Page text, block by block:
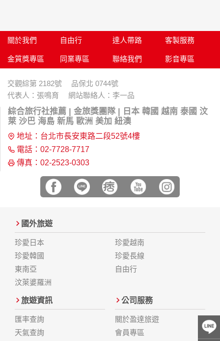
關於我們 自由行 達人帶路 客製服務
金質獎專區 同業專區 聯絡我們 影音專區
交觀綜第 2182號 品保北 0744號
代表人：張鳴育 網站聯絡人：李一品
綜合旅行社推薦 | 金旅獎團隊 | 日本 韓國 越南 泰國 汶
萊 沙巴 海島 新馬 歐洲 美加 紐澳
地址：台北市長安東路二段52號4樓
電話：02-7728-7717
傳真：02-2523-0303
國外旅遊
珍愛日本
珍愛韓國
東南亞
汶萊婆羅洲
珍愛越南
珍愛長線
自由行
旅遊資訊
匯率查詢
天氣查詢
公司服務
關於盈達旅遊
會員專區